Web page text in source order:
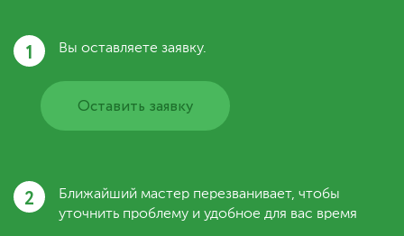
1 Вы оставляете заявку.
Оставить заявку
2
Ближайший мастер перезванивает, чтобы
уточнить проблему и удобное для вас время